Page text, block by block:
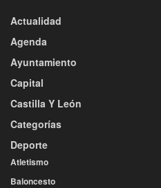
Actualidad
Agenda
Ayuntamiento
Capital
Castilla Y León
Categorías
Deporte
Atletismo
Baloncesto